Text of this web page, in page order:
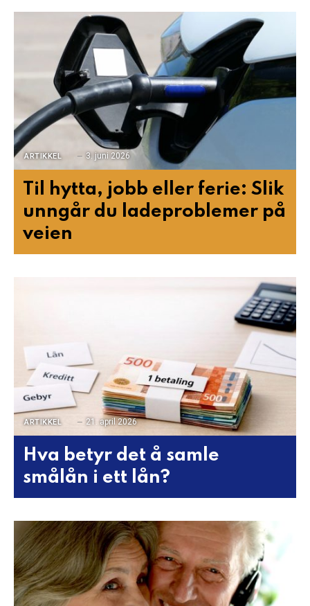
ARTIKKEL 3. juni 2026
Til hytta, jobb eller ferie: Slik
unngår du ladeproblemer på
veien
ARTIKKEL 21. april 2026
Hva betyr det å samle
smålån i ett lån?